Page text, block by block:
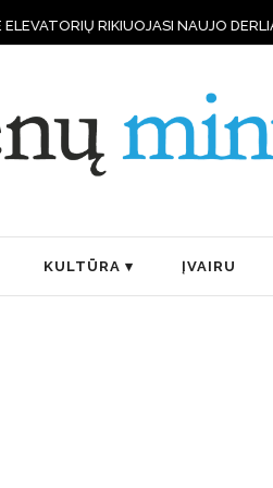
NAUJO DERLIAUS VILKSTINĖS
KULTŪRA ĮVAIRU